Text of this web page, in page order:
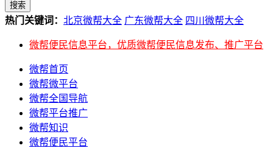
搜索
热门关键词： 北京微帮大全 广东微帮大全 四川微帮大全
微帮便民信息平台，优质微帮便民信息发布、推广平台
微帮首页
微帮微平台
微帮全国导航
微帮平台推广
微帮知识
微帮便民平台